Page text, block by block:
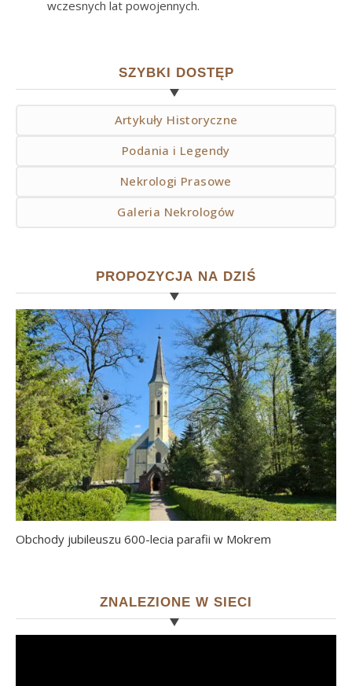
wczesnych lat powojennych.
SZYBKI DOSTĘP
Artykuły Historyczne
Podania i Legendy
Nekrologi Prasowe
Galeria Nekrologów
PROPOZYCJA NA DZIŚ
Obchody jubileuszu 600-lecia parafii w Mokrem
ZNALEZIONE W SIECI